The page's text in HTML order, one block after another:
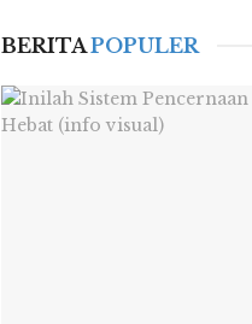
BERITAPOPULER